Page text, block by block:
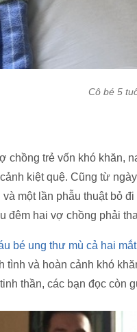
Cô bé 5
chồng trẻ vốn khó khăn,
kiệt quệ. Cũng từ
một lần phẫu thuật bỏ
đêm hai vợ chồng phải
bé ung thư mù cả hai
tình và hoàn cảnh khó
thần, các bạn đọc còn